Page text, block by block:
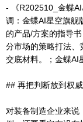
- 《R202510_金蝶
调：金蝶AI星空旗舰
的产品/方案的指导
分市场的策略打法、
交底材料。；金蝶AI
## 再把判断放到权
对装备制造企业来说